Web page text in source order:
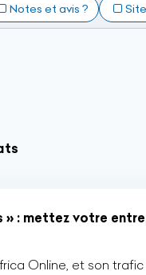
Notes et avis ?
» : mettez votre
Online, et son